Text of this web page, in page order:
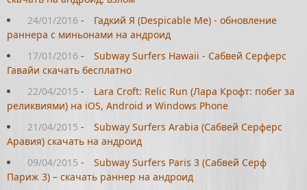
24/01/2016 -
Гадкий Я (Despicable Me) - обновление
раннера с миньонами на андроид
17/01/2016 -
Subway Surfers Hawaii - Сабвей Серферс
Гавайи скачать бесплатно
22/04/2015 -
Lara Croft: Relic Run (Лара Крофт: побег за
реликвиями) на iOS, Android и Windows Phone
21/04/2015 -
Subway Surfers Arabia (Сабвей Серферс
Аравия) скачать на андроид
09/04/2015 -
Subway Surfers Paris 3 (Сабвей Серф
Париж 3) – скачать раннер на андроид